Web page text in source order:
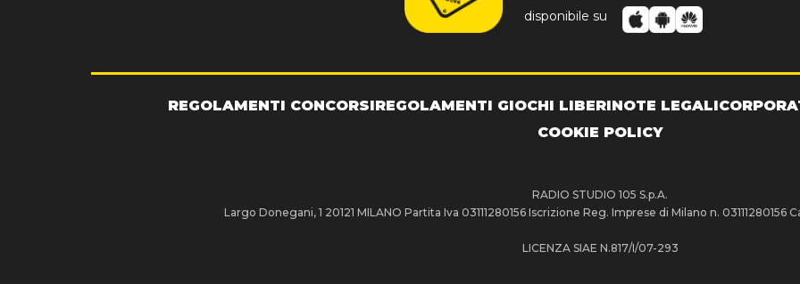
disponibile su
REGOLAMENTI CONCORSIREGOLAMENTI GIOCHI LIBERINOTE LEGALI
COOKIE POLICY
RADIO STUDIO 105 S.p.A.
Largo Donegani, 1 20121 MILANO Partita Iva 03111280156 Iscrizione Reg. Imprese di Milano n.
LICENZA SIAE N.817/I/07-293